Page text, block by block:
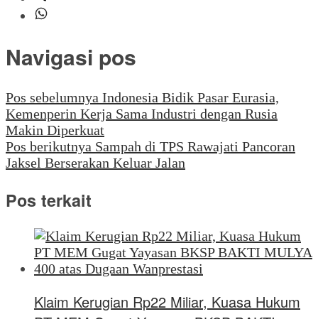
Navigasi pos
Pos sebelumnya Indonesia Bidik Pasar Eurasia,
Kemenperin Kerja Sama Industri dengan Rusia
Makin Diperkuat
Pos berikutnya Sampah di TPS Rawajati Pancoran
Jaksel Berserakan Keluar Jalan
Pos terkait
Klaim Kerugian Rp22 Miliar, Kuasa Hukum